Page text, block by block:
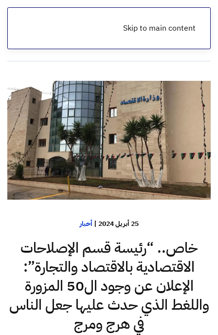
Skip to main content
الرئيسية
25 أبريل 2024 |أخبار
خاص.. “رئيسة قسم الإصلاحات
الاقتصادية بالاقتصاد والتجارة”:
الإعلان عن وجود ال50 المزورة
واللغط الذي حدث عليها جعل الناس
في هرج ومرج